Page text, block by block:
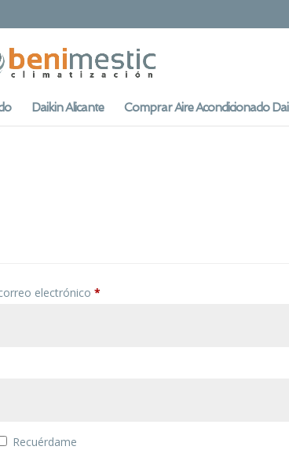
Daikin Alicante Comprar Aire Acondicionado
electrónico *Obligatorio
Recuérdame